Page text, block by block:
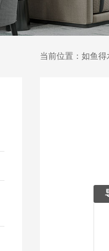
当前位置： 如鱼得